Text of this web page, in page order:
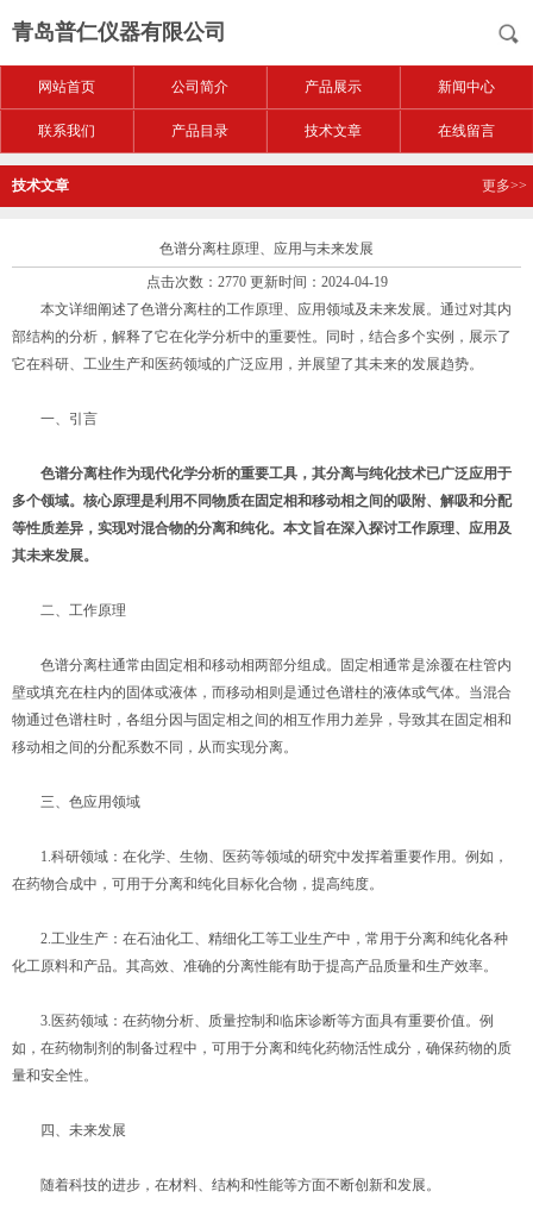
青岛普仁仪器有限公司
网站首页 公司简介 产品展示 新闻中心
联系我们 产品目录 技术文章 在线留言
技术文章 更多>>
色谱分离柱原理、应用与未来发展
点击次数：2770 更新时间：2024-04-19
本文详细阐述了色谱分离柱的工作原理、应用领域及未来发展。通过对其内
部结构的分析，解释了它在化学分析中的重要性。同时，结合多个实例，展示了
它在科研、工业生产和医药领域的广泛应用，并展望了其未来的发展趋势。
一、引言
色谱分离柱作为现代化学分析的重要工具，其分离与纯化技术已广泛应用于
多个领域。核心原理是利用不同物质在固定相和移动相之间的吸附、解吸和分配
等性质差异，实现对混合物的分离和纯化。本文旨在深入探讨工作原理、应用及
其未来发展。
二、工作原理
色谱分离柱通常由固定相和移动相两部分组成。固定相通常是涂覆在柱管内
壁或填充在柱内的固体或液体，而移动相则是通过色谱柱的液体或气体。当混合
物通过色谱柱时，各组分因与固定相之间的相互作用力差异，导致其在固定相和
移动相之间的分配系数不同，从而实现分离。
三、色应用领域
1.科研领域：在化学、生物、医药等领域的研究中发挥着重要作用。例如，
在药物合成中，可用于分离和纯化目标化合物，提高纯度。
2.工业生产：在石油化工、精细化工等工业生产中，常用于分离和纯化各种
化工原料和产品。其高效、准确的分离性能有助于提高产品质量和生产效率。
3.医药领域：在药物分析、质量控制和临床诊断等方面具有重要价值。例
如，在药物制剂的制备过程中，可用于分离和纯化药物活性成分，确保药物的质
量和安全性。
四、未来发展
随着科技的进步，在材料、结构和性能等方面不断创新和发展。